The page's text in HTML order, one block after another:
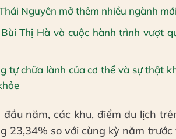
Nguyên mở thêm nhiều ngành
Thị Hà và cuộc hành trình vượt
tự chữa lành của cơ thể và sự thật
đầu năm, các khu, điểm du lịch
23,34% so với cùng kỳ năm